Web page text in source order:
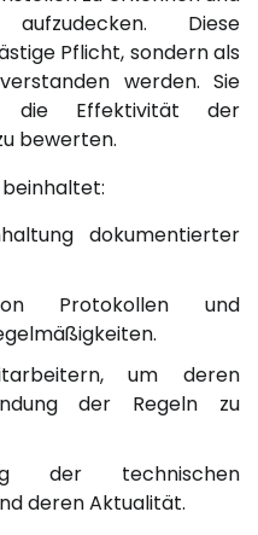
aufzudecken. Diese
Pflicht, sondern als
werden. Sie
die Effektivität der
bewerten.
dokumentierter
Protokollen und
um deren
der Regeln zu
der technischen
deren Aktualität.